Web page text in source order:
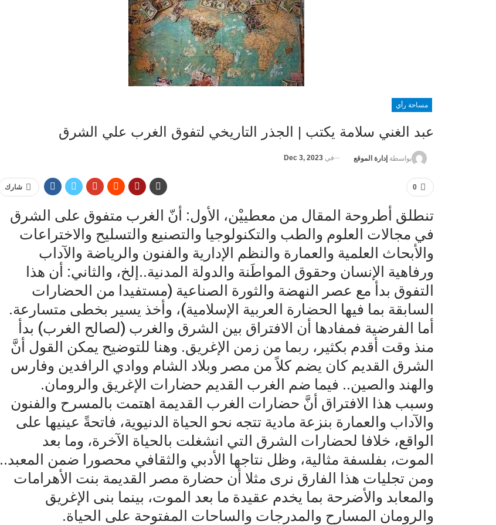
مساحة رأي
عبد الغني سلامة يكتب | الجذر التاريخي لتفوق الغرب علي الشرق
بواسطة إدارة الموقع في Dec 3, 2023
0 شارك
تنطلق أطروحة المقال من معطييْن، الأول: أنّ الغرب متفوق على الشرق
في مجالات العلوم والطب والتكنولوجيا والتصنيع والتسليح والاختراعات
والأبحاث العلمية والعمارة والنظم الإدارية والفنون والرياضة والآداب
ورفاهية الإنسان وحقوق المواطَنة والدولة المدنية..إلخ، والثاني: أن هذا
التفوق بدأ مع عصر النهضة والثورة الصناعية (مستفيدا من الحضارات
السابقة بما فيها الحضارة العربية الإسلامية)، وأخذ يسير بخطى متسارعة.
أما الفرضية فمفادها أن الافتراق بين الشرق والغرب (لصالح الغرب) بدأ
منذ وقت أقدم بكثير، ربما من زمن الإغريق. وهنا للتوضيح يمكن القول أنَّ
الشرق القديم كان يضم كلاً من مصر وبلاد الشام ووادي الرافدين وفارس
والهند والصين.. فيما ضم الغرب القديم حضارات الإغريق والرومان.
وسبب هذا الافتراق أنَّ حضارات الغرب القديمة اهتمت بالمسرح والفنون
والآداب والعمارة بنزعة مادية تتجه نحو الحياة الدنيوية، فاتحةً عينيها على
الواقع، خلافا لحضارات الشرق التي انشغلت بالحياة الآخرة، وما بعد
الموت، بفلسفة مثالية، وظل نتاجها الأدبي والثقافي محصورا ضمن المعبد..
ومن تجليات هذا الفارق نرى مثلا أن حضارة مصر القديمة بنت الأهرامات
والمعابد والأضرحة بما يخدم عقيدة ما بعد الموت، بينما بنى الإغريق
والرومان المسارح والمدرجات والساحات المفتوحة على الحياة.